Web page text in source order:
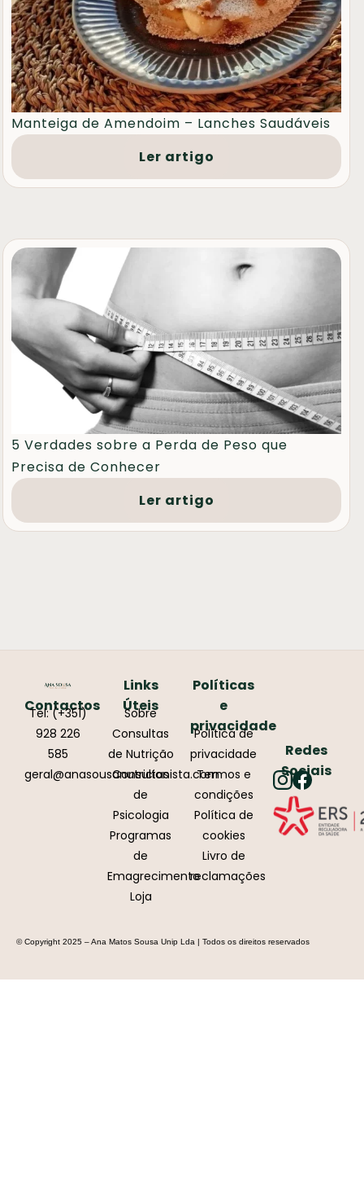
Manteiga de Amendoim – Lanches Saudáveis
Ler artigo
5 Verdades sobre a Perda de Peso que
Precisa de Conhecer
Ler artigo
Contactos
Tel: (+351)
928 226
585
geral@anasousanutricionista.com
Links
Úteis
Sobre
Consultas
de Nutrição
Consultas
de
Psicologia
Programas
de
Emagrecimento
Loja
Políticas
e
privacidade
Política de
privacidade
Termos e
condições
Política de
cookies
Livro de
reclamações
Redes
Sociais
© Copyright 2025 – Ana Matos Sousa Unip Lda | Todos os direitos reservados